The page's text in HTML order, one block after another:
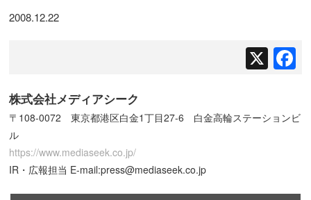
2008.12.22
X
株式会社メディアシーク
〒108-0072 東京都港区白金1丁目27-6 白金高輪ステーションビ
ル
https://www.mediaseek.co.jp/
IR・広報担当 E-mail:press@mediaseek.co.jp